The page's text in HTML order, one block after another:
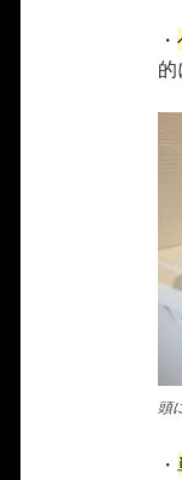
・
的
頭
・